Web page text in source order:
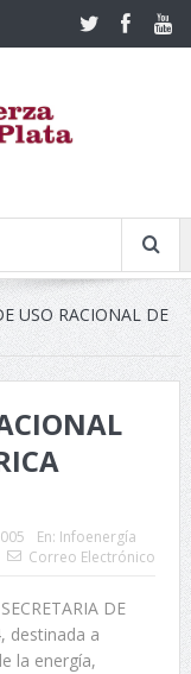
USO RACIONAL DE
En: Infoenergía
Correo Electrónico
DE
destinada a
la energía,